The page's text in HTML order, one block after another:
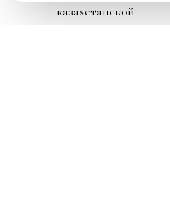
казахстанской